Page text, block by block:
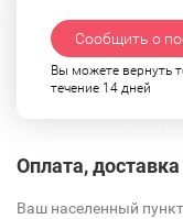
Сообщить о
Вы можете вернуть
течение 14 дней
Оплата, доставка
Ваш населенный